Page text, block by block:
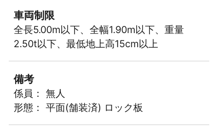
車両制限
全長5.00m以下、全幅1.90m以下、重量
2.50t以下、最低地上高15cm以上
備考
係員： 無人
形態： 平面(舗装済) ロック板